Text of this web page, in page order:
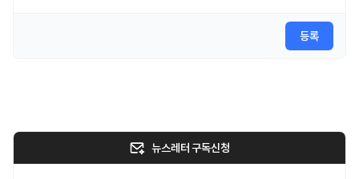
등록
뉴스레터 구독신청